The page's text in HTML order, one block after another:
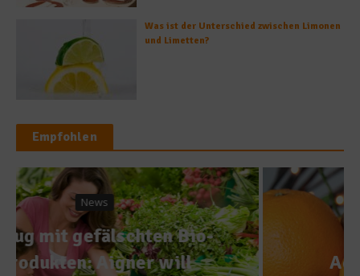
Was ist der Unterschied zwischen Limonen
und Limetten?
Empfohlen
Adventskalender
Adventskalender Tag 8